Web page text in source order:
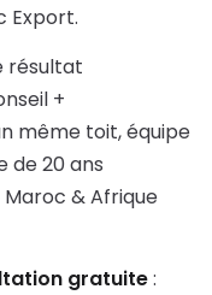
Export.
résultat
+
même toit, équipe
de 20 ans
& Afrique
gratuite: